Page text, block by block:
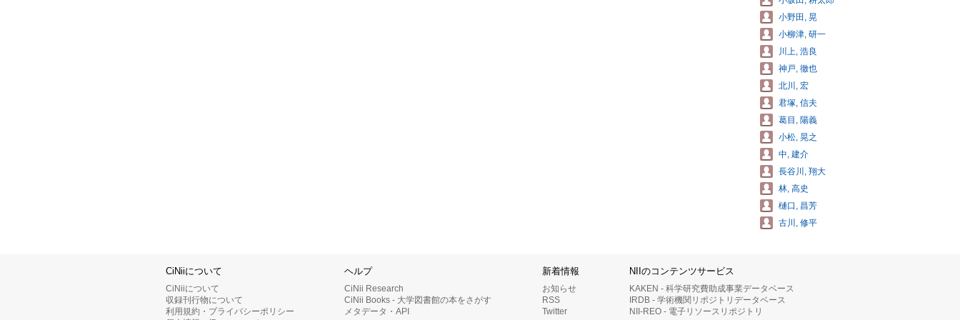
小野田, 晃
小柳津, 研一
川上, 浩良
神戸, 徹也
北川, 宏
君塚, 信夫
葛目, 陽義
小松, 晃之
中, 建介
長谷川, 翔大
林, 高史
樋口, 昌芳
古川, 修平
CiNiiについて
CiNiiについて
収録刊行物について
利用規約・プライバシーポリシー
ヘルプ
CiNii Research
CiNii Books - 大学図書館の本をさがす
メタデータ・API
新着情報
お知らせ
RSS
Twitter
NIIのコンテンツサービス
KAKEN - 科学研究費助成事業データベース
IRDB - 学術機関リポジトリデータベース
NII-REO - 電子リソースリポジトリ